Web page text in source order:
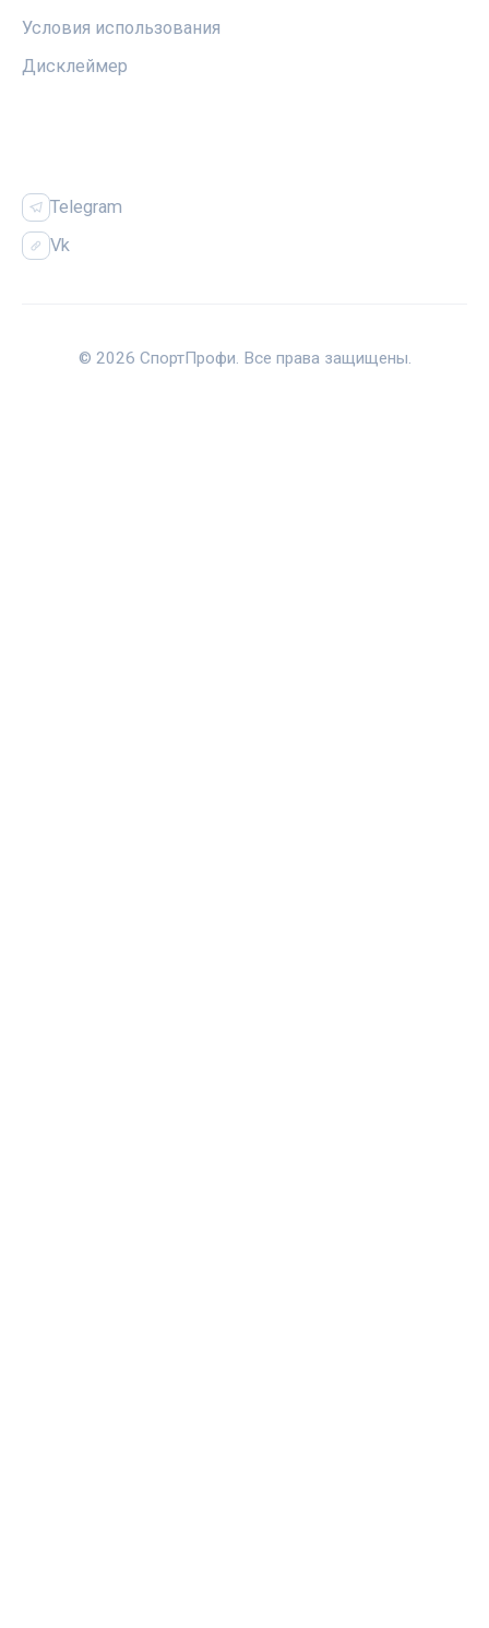
Условия использования
Дисклеймер
Telegram
Vk
© 2026 СпортПрофи. Все права защищены.